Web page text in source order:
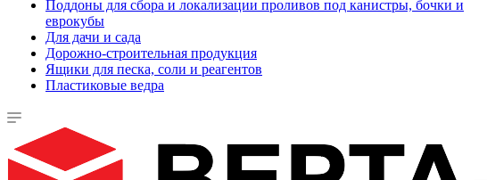
Поддоны для сбора и локализации проливов под канистры, бочки и
еврокубы
Для дачи и сада
Дорожно-строительная продукция
Ящики для песка, соли и реагентов
Пластиковые ведра